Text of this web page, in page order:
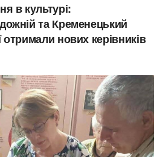
в культурі:
та Кременецький
отримали нових керівників